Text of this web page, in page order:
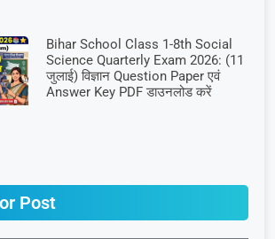
Bihar School Class 1-8th Social
Science Quarterly Exam 2026: (11
जुलाई) विज्ञान Question Paper एवं
Answer Key PDF डाउनलोड करें
Post